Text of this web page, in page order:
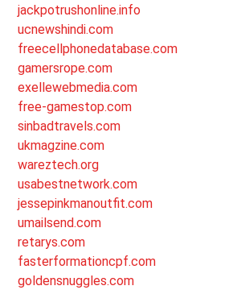
jackpotrushonline.info
ucnewshindi.com
freecellphonedatabase.com
gamersrope.com
exellewebmedia.com
free-gamestop.com
sinbadtravels.com
ukmagzine.com
wareztech.org
usabestnetwork.com
jessepinkmanoutfit.com
umailsend.com
retarys.com
fasterformationcpf.com
goldensnuggles.com